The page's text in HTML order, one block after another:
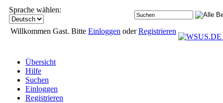
Sprache wählen:
Willkommen Gast. Bitte Einloggen oderRegistrieren
Übersicht
Hilfe
Suchen
Einloggen
Registrieren